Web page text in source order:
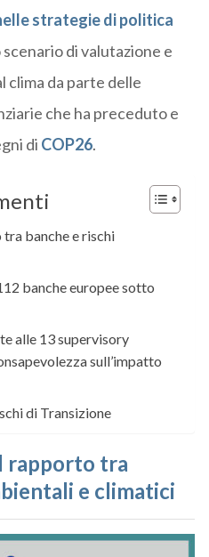
strategie di politica
di valutazione e
clima da parte delle
che ha preceduto e
di COP26.
banche e rischi
banche europee sotto
alle 13 supervisory
sull’impatto
di Transizione
rapporto tra
e climatici